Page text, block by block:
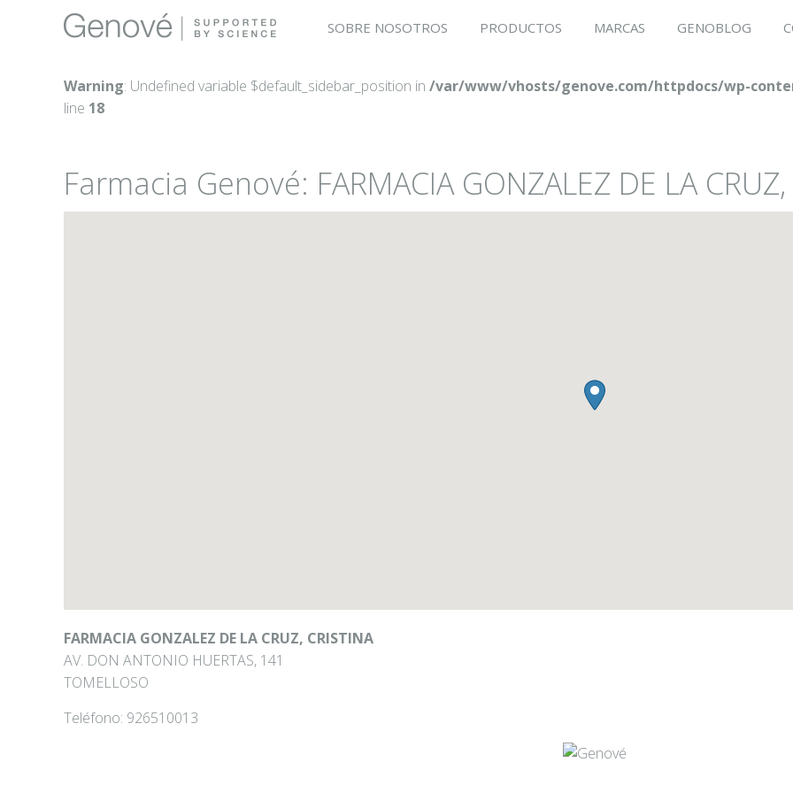
SOBRE NOSOTROS PRODUCTOS MARCAS GENOBLOG
Warning: Undefined variable $default_sidebar_position in /var/www/vhosts/genove.com/httpdocs/wp-
line 18
Farmacia Genové: FARMACIA GONZALEZ DE LA CRUZ,
FARMACIA GONZALEZ DE LA CRUZ, CRISTINA
AV. DON ANTONIO HUERTAS, 141
TOMELLOSO
Teléfono: 926510013